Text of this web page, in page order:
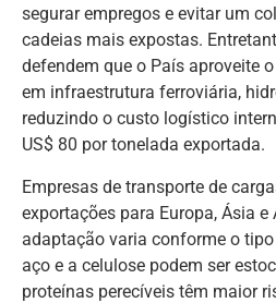
segurar empregos e evitar um
cadeias mais expostas.
defendem que o País aproveite
em infraestrutura ferroviária,
reduzindo o custo logístico
US$ 80 por tonelada exportada.
Empresas de transporte de
exportações para Europa, Ásia
adaptação varia conforme o
aço e a celulose podem ser
proteínas perecíveis têm maior